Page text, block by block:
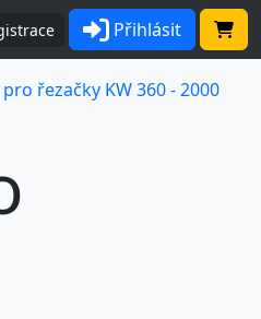
Přihlásit
řezačky KW 360 - 2000